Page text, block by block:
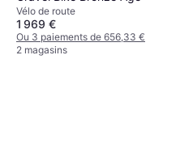
Vélo de route
1 969 €
Ou 3 paiements de 656,33 €
2 magasins